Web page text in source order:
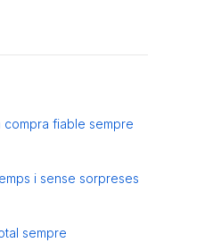
compra fiable sempre
i sense sorpreses
sempre